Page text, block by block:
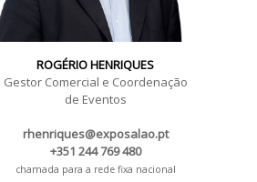
ROGÉRIO HENRIQUES
Gestor Comercial e Coordenação
de Eventos
rhenriques@exposalao.pt
+351 244 769 480
chamada para a rede fixa nacional